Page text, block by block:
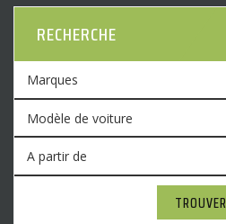
RECHERCHE
TROUVER